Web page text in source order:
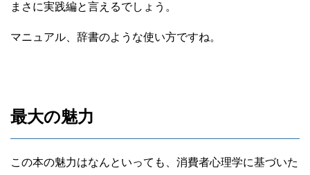
まさに実践編と言えるでしょう。
マニュアル、辞書のような使い方ですね。
最大の魅力
この本の魅力はなんといっても、消費者心理学に基づいた